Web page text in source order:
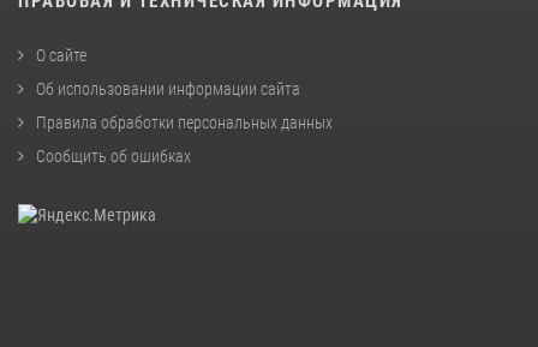
О сайте
Об использовании информации сайта
Правила обработки персональных данных
Сообщить об ошибках